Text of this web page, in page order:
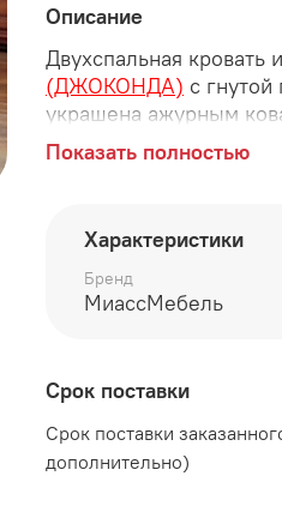
Описание
Двухспальная
(ДЖОКОНДА) с
украшена ажурным
Габаритные размеры
длина 2097 мм
высота 1137 мм
ширина 1970 мм
длина 2097 мм
Показать полностью
Характеристики
Бренд
МиассМебель
Срок поставки
Срок поставки
дополнительно)